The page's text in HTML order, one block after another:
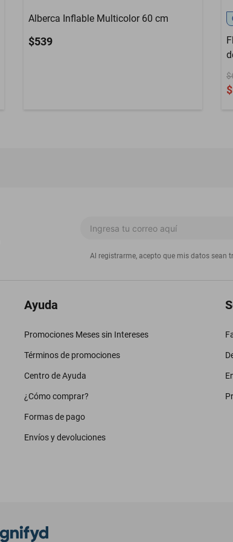
Alberca Inflable Multicolor 60 cm
$539
Al registrarme, acepto que mis datos sean
Ayuda
Promociones Meses sin Intereses
Términos de promociones
Centro de Ayuda
¿Cómo comprar?
Formas de pago
Envíos y devoluciones